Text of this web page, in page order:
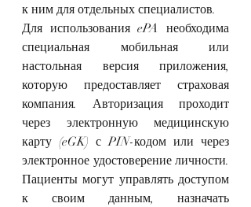
к ним для отдельных специалистов.
Для использования ePA необходима
специальная мобильная или
настольная версия приложения,
которую предоставляет страховая
компания. Авторизация проходит
через электронную медицинскую
карту (eGK) с PIN-кодом или через
электронное удостоверение личности.
Пациенты могут управлять доступом
к своим данным, назначать